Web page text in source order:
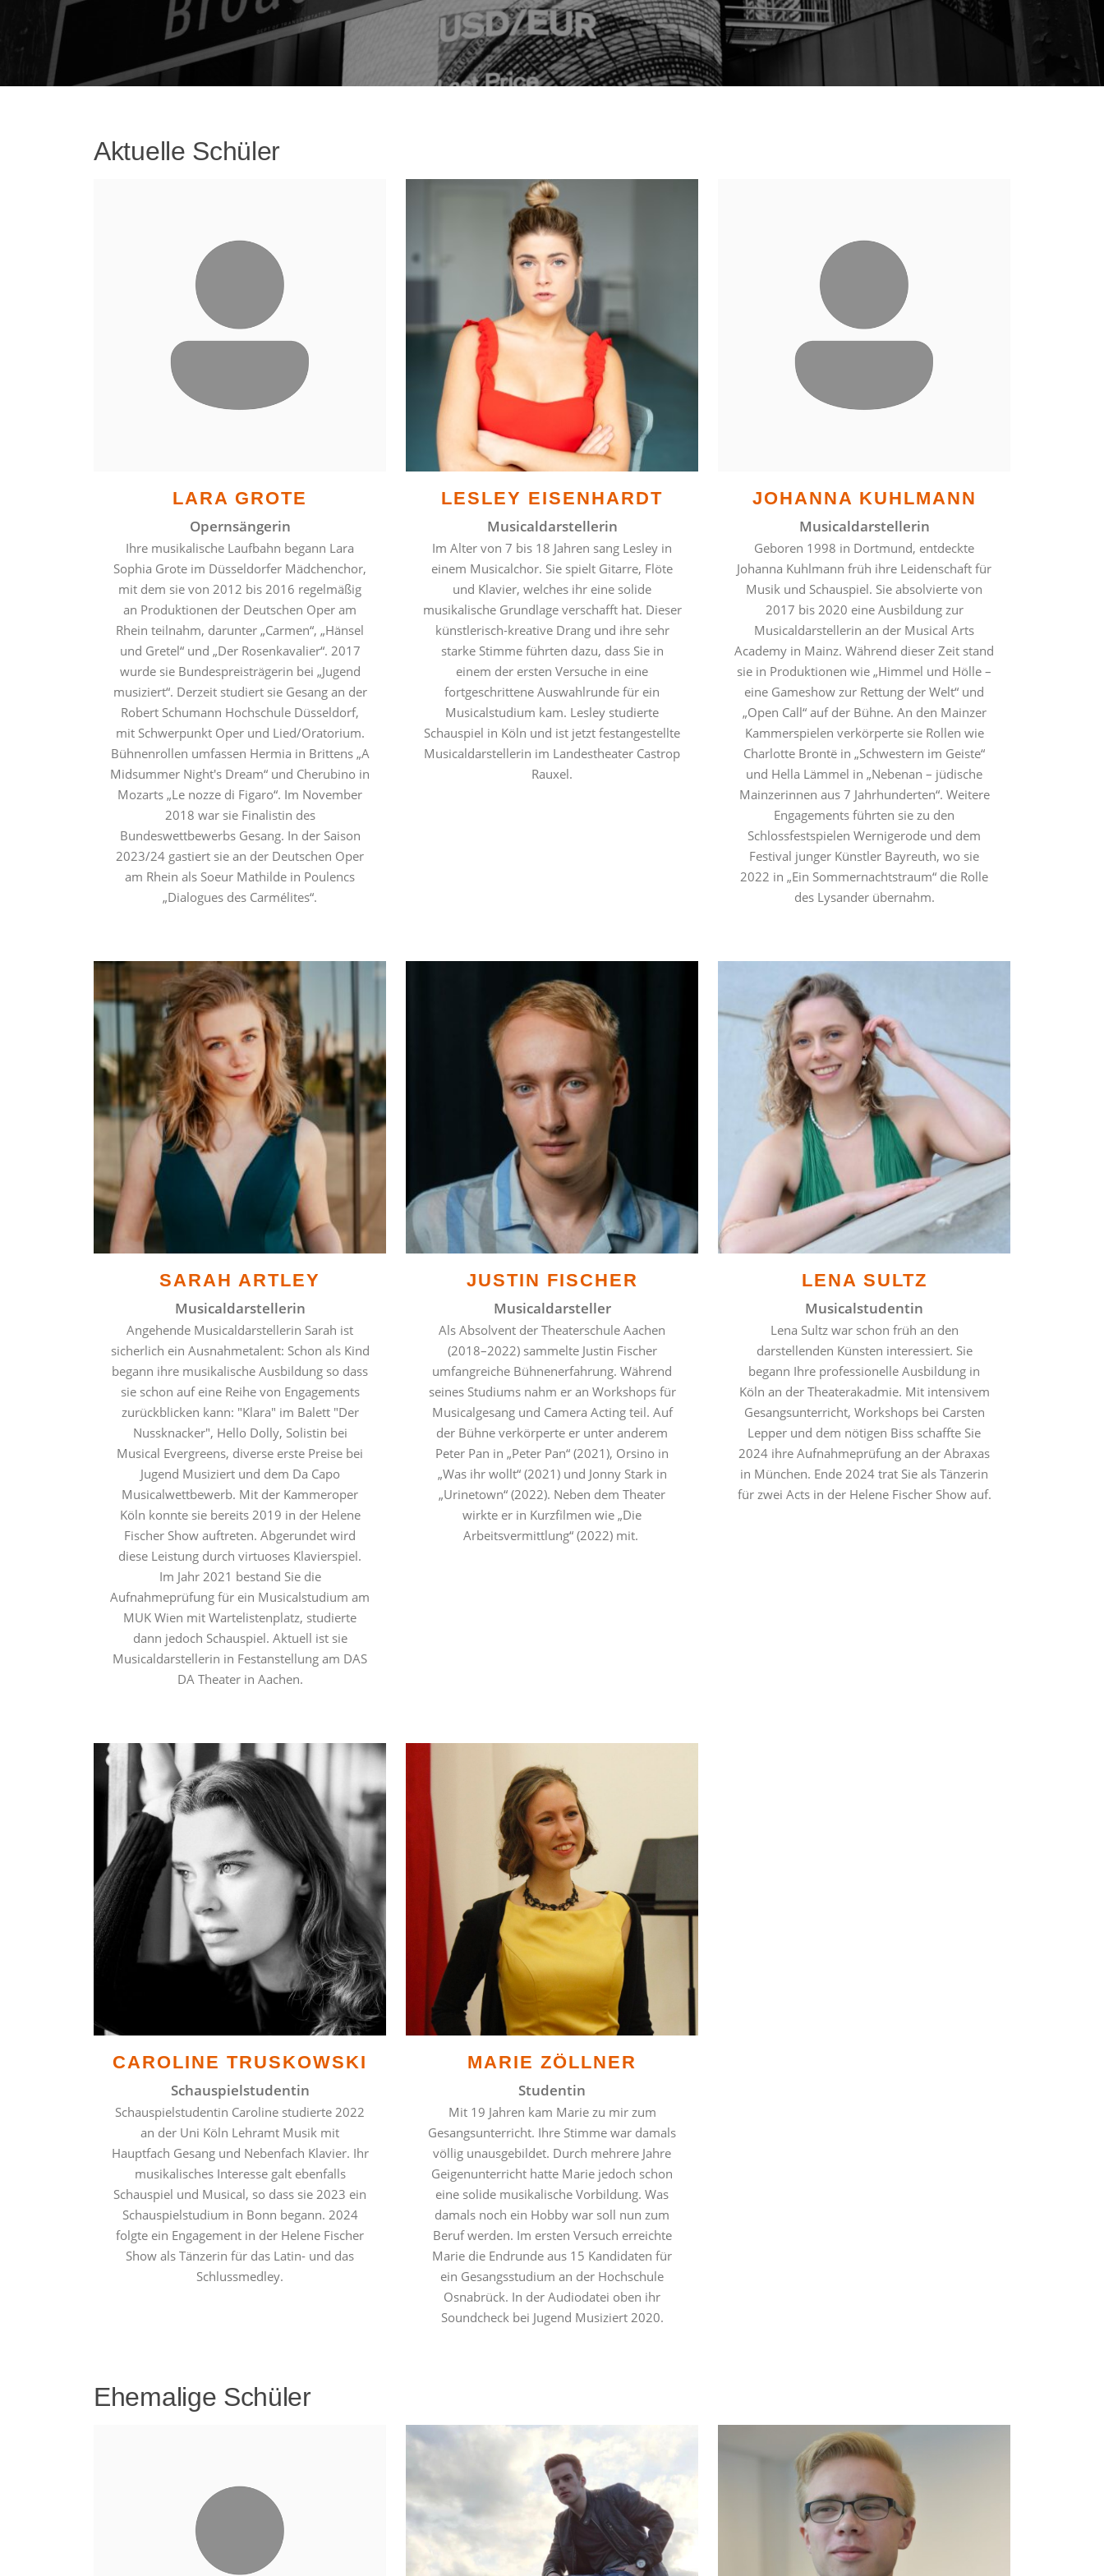
Aktuelle Schüler
LARA GROTE
Opernsängerin
Ihre musikalische Laufbahn begann Lara
Sophia Grote im Düsseldorfer Mädchenchor,
mit dem sie von 2012 bis 2016 regelmäßig
an Produktionen der Deutschen Oper am
Rhein teilnahm, darunter „Carmen“, „Hänsel
und Gretel“ und „Der Rosenkavalier“. 2017
wurde sie Bundespreisträgerin bei „Jugend
musiziert“. Derzeit studiert sie Gesang an der
Robert Schumann Hochschule Düsseldorf,
mit Schwerpunkt Oper und Lied/Oratorium.
Bühnenrollen umfassen Hermia in Brittens „A
Midsummer Night's Dream“ und Cherubino in
Mozarts „Le nozze di Figaro“. Im November
2018 war sie Finalistin des
Bundeswettbewerbs Gesang. In der Saison
2023/24 gastiert sie an der Deutschen Oper
am Rhein als Soeur Mathilde in Poulencs
„Dialogues des Carmélites“.
LESLEY EISENHARDT
Musicaldarstellerin
Im Alter von 7 bis 18 Jahren sang Lesley in
einem Musicalchor. Sie spielt Gitarre, Flöte
und Klavier, welches ihr eine solide
musikalische Grundlage verschafft hat. Dieser
künstlerisch-kreative Drang und ihre sehr
starke Stimme führten dazu, dass Sie in
einem der ersten Versuche in eine
fortgeschrittene Auswahlrunde für ein
Musicalstudium kam. Lesley studierte
Schauspiel in Köln und ist jetzt festangestellte
Musicaldarstellerin im Landestheater Castrop
Rauxel.
JOHANNA KUHLMANN
Musicaldarstellerin
Geboren 1998 in Dortmund, entdeckte
Johanna Kuhlmann früh ihre Leidenschaft für
Musik und Schauspiel. Sie absolvierte von
2017 bis 2020 eine Ausbildung zur
Musicaldarstellerin an der Musical Arts
Academy in Mainz. Während dieser Zeit stand
sie in Produktionen wie „Himmel und Hölle –
eine Gameshow zur Rettung der Welt“ und
„Open Call“ auf der Bühne. An den Mainzer
Kammerspielen verkörperte sie Rollen wie
Charlotte Brontë in „Schwestern im Geiste“
und Hella Lämmel in „Nebenan – jüdische
Mainzerinnen aus 7 Jahrhunderten“. Weitere
Engagements führten sie zu den
Schlossfestspielen Wernigerode und dem
Festival junger Künstler Bayreuth, wo sie
2022 in „Ein Sommernachtstraum“ die Rolle
des Lysander übernahm.
SARAH ARTLEY
Musicaldarstellerin
Angehende Musicaldarstellerin Sarah ist
sicherlich ein Ausnahmetalent: Schon als Kind
begann ihre musikalische Ausbildung so dass
sie schon auf eine Reihe von Engagements
zurückblicken kann: "Klara" im Balett "Der
Nussknacker", Hello Dolly, Solistin bei
Musical Evergreens, diverse erste Preise bei
Jugend Musiziert und dem Da Capo
Musicalwettbewerb. Mit der Kammeroper
Köln konnte sie bereits 2019 in der Helene
Fischer Show auftreten. Abgerundet wird
diese Leistung durch virtuoses Klavierspiel.
Im Jahr 2021 bestand Sie die
Aufnahmeprüfung für ein Musicalstudium am
MUK Wien mit Wartelistenplatz, studierte
dann jedoch Schauspiel. Aktuell ist sie
Musicaldarstellerin in Festanstellung am DAS
DA Theater in Aachen.
JUSTIN FISCHER
Musicaldarsteller
Als Absolvent der Theaterschule Aachen
(2018–2022) sammelte Justin Fischer
umfangreiche Bühnenerfahrung. Während
seines Studiums nahm er an Workshops für
Musicalgesang und Camera Acting teil. Auf
der Bühne verkörperte er unter anderem
Peter Pan in „Peter Pan“ (2021), Orsino in
„Was ihr wollt“ (2021) und Jonny Stark in
„Urinetown“ (2022). Neben dem Theater
wirkte er in Kurzfilmen wie „Die
Arbeitsvermittlung“ (2022) mit. ​
LENA SULTZ
Musicalstudentin
Lena Sultz war schon früh an den
darstellenden Künsten interessiert. Sie
begann Ihre professionelle Ausbildung in
Köln an der Theaterakadmie. Mit intensivem
Gesangsunterricht, Workshops bei Carsten
Lepper und dem nötigen Biss schaffte Sie
2024 ihre Aufnahmeprüfung an der Abraxas
in München. Ende 2024 trat Sie als Tänzerin
für zwei Acts in der Helene Fischer Show auf.
CAROLINE TRUSKOWSKI
Schauspielstudentin
Schauspielstudentin Caroline studierte 2022
an der Uni Köln Lehramt Musik mit
Hauptfach Gesang und Nebenfach Klavier. Ihr
musikalisches Interesse galt ebenfalls
Schauspiel und Musical, so dass sie 2023 ein
Schauspielstudium in Bonn begann. 2024
folgte ein Engagement in der Helene Fischer
Show als Tänzerin für das Latin- und das
Schlussmedley.
MARIE ZÖLLNER
Studentin
Mit 19 Jahren kam Marie zu mir zum
Gesangsunterricht. Ihre Stimme war damals
völlig unausgebildet. Durch mehrere Jahre
Geigenunterricht hatte Marie jedoch schon
eine solide musikalische Vorbildung. Was
damals noch ein Hobby war soll nun zum
Beruf werden. Im ersten Versuch erreichte
Marie die Endrunde aus 15 Kandidaten für
ein Gesangsstudium an der Hochschule
Osnabrück. In der Audiodatei oben ihr
Soundcheck bei Jugend Musiziert 2020.
Ehemalige Schüler